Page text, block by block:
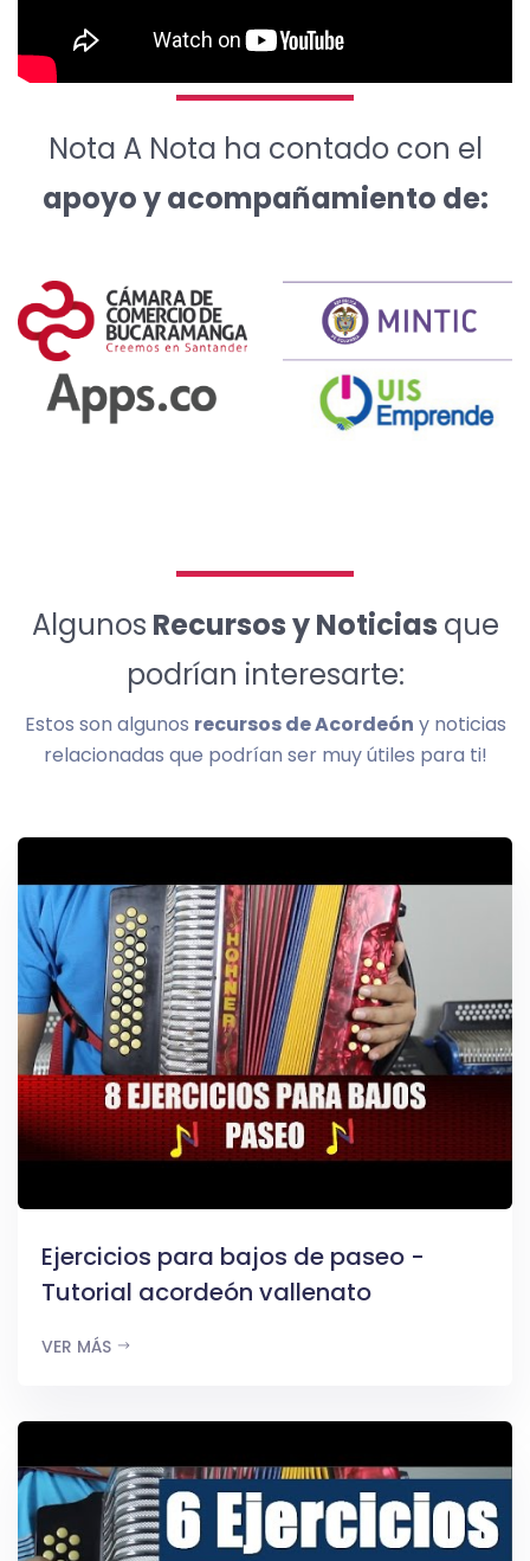
Nota A Nota ha contado con el
apoyo y acompañamiento de:
Algunos Recursos y Noticias que
podrían interesarte:
Estos son algunos recursos de Acordeón y noticias
relacionadas que podrían ser muy útiles para ti!
Ejercicios para bajos de paseo -
Tutorial acordeón vallenato
VER MÁS